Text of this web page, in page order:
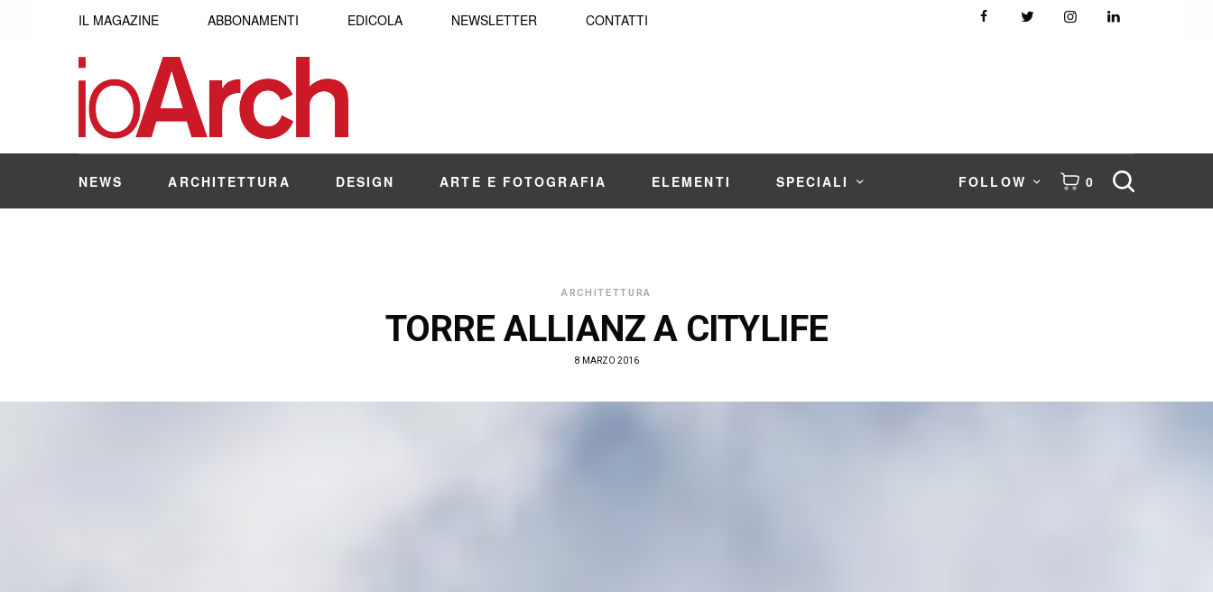
IL MAGAZINE ABBONAMENTI EDICOLA NEWSLETTER CONTATTI
NEWS ARCHITETTURA DESIGN ARTE E FOTOGRAFIA ELEMENTI SPECIALI FOLLOW 0
ARCHITETTURA
TORRE ALLIANZ A CITYLIFE
8 MARZO 2016